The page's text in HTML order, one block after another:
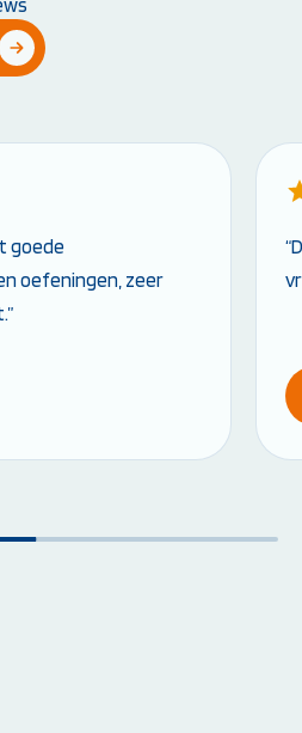
goede
oefeningen, zeer